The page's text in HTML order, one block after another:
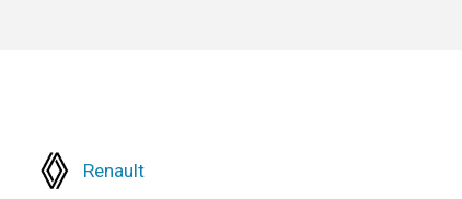
Renault